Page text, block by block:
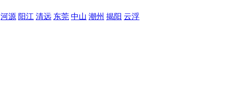
河源 阳江 清远 东莞 中山 潮州 揭阳 云浮